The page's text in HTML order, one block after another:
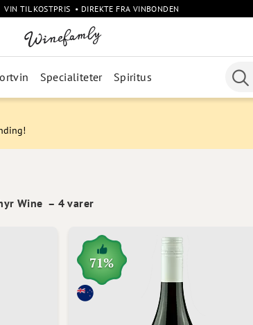
VIN TIL KOSTPRIS • DIREKTE FRA VINBONDEN
Specialiteter Spiritus
Wine – 4 varer
71%